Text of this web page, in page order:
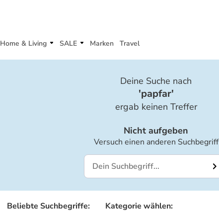
Home & Living SALE Marken Travel
Deine Suche nach
'papfar'
ergab keinen Treffer
Nicht aufgeben
Versuch einen anderen Suchbegriff
Beliebte Suchbegriffe:
Kategorie wählen: